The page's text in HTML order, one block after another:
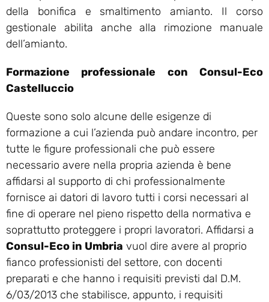
della bonifica e smaltimento amianto. Il corso
gestionale abilita anche alla rimozione manuale
dell’amianto.
Formazione professionale con Consul-Eco
Castelluccio
Queste sono solo alcune delle esigenze di
formazione a cui l’azienda può andare incontro, per
tutte le figure professionali che può essere
necessario avere nella propria azienda è bene
affidarsi al supporto di chi professionalmente
fornisce ai datori di lavoro tutti i corsi necessari al
fine di operare nel pieno rispetto della normativa e
soprattutto proteggere i propri lavoratori. Affidarsi a
Consul-Eco in Umbria vuol dire avere al proprio
fianco professionisti del settore, con docenti
preparati e che hanno i requisiti previsti dal D.M.
6/03/2013 che stabilisce, appunto, i requisiti